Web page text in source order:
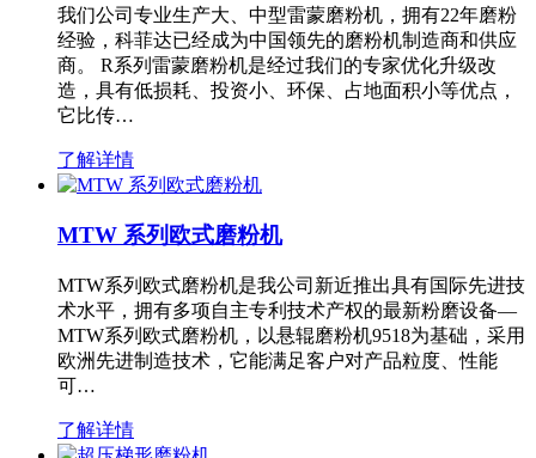
我们公司专业生产大、中型雷蒙磨粉机，拥有22年磨粉
经验，科菲达已经成为中国领先的磨粉机制造商和供应
商。 R系列雷蒙磨粉机是经过我们的专家优化升级改
造，具有低损耗、投资小、环保、占地面积小等优点，
它比传…
了解详情
MTW 系列欧式磨粉机
MTW系列欧式磨粉机是我公司新近推出具有国际先进技
术水平，拥有多项自主专利技术产权的最新粉磨设备—
MTW系列欧式磨粉机，以悬辊磨粉机9518为基础，采用
欧洲先进制造技术，它能满足客户对产品粒度、性能
可…
了解详情